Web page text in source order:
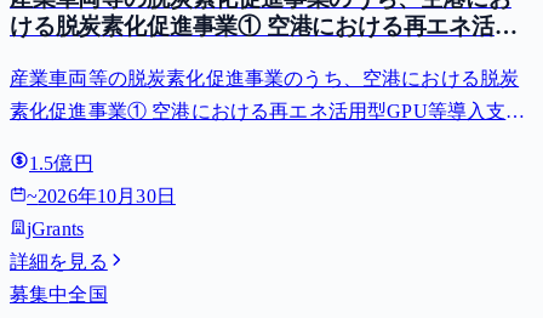
ける脱炭素化促進事業① 空港における再エネ活用
費等補助金）
産業車両等の脱炭素化促進事業のうち、空港における脱炭
素化促進事業① 空港における再エネ活用型GPU等導入支援
1.5億円
~2026年10月30日
jGrants
詳細を見る
募集中全国